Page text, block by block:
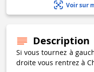
Voir sur
Description
Si vous tournez à
droite vous rentrez à